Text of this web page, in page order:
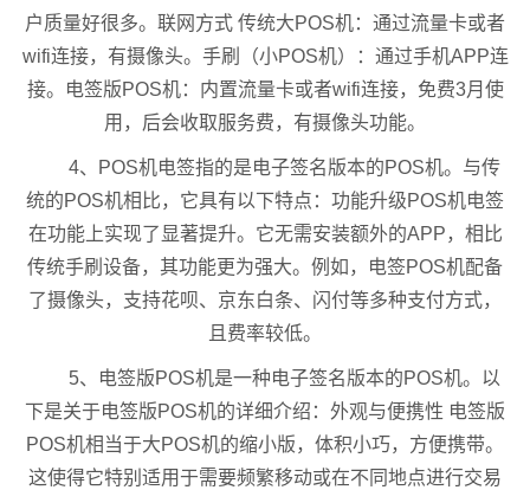
户质量好很多。联网方式 传统大POS机：通过流量卡或者
wifi连接，有摄像头。手刷（小POS机）：通过手机APP连
接。电签版POS机：内置流量卡或者wifi连接，免费3月使
用，后会收取服务费，有摄像头功能。
4、POS机电签指的是电子签名版本的POS机。与传
统的POS机相比，它具有以下特点：功能升级POS机电签
在功能上实现了显著提升。它无需安装额外的APP，相比
传统手刷设备，其功能更为强大。例如，电签POS机配备
了摄像头，支持花呗、京东白条、闪付等多种支付方式，
且费率较低。
5、电签版POS机是一种电子签名版本的POS机。以
下是关于电签版POS机的详细介绍：外观与便携性 电签版
POS机相当于大POS机的缩小版，体积小巧，方便携带。
这使得它特别适用于需要频繁移动或在不同地点进行交易